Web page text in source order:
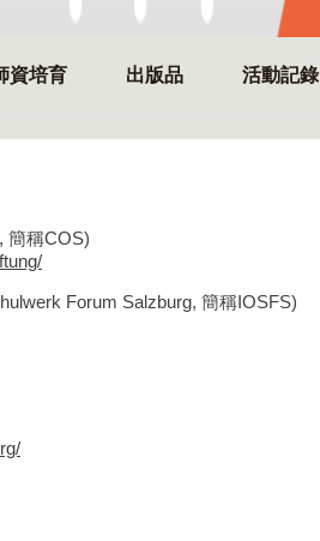
資培育 出版品 活動記錄
簡稱COS)
Forum Salzburg, 簡稱IOSFS)